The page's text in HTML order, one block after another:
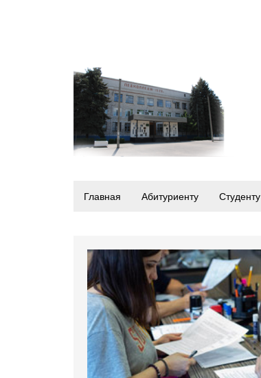
Главная Абитуриенту Студенту